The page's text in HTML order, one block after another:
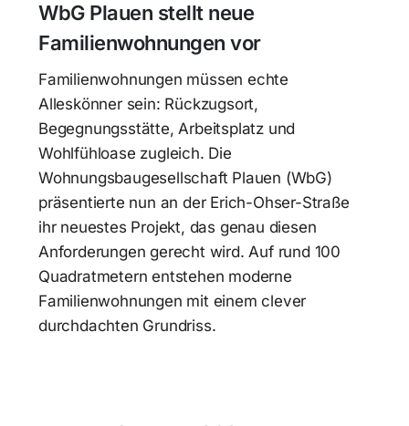
WbG Plauen stellt neue
Familienwohnungen vor
Familienwohnungen müssen echte
Alleskönner sein: Rückzugsort,
Begegnungsstätte, Arbeitsplatz und
Wohlfühloase zugleich. Die
Wohnungsbaugesellschaft Plauen (WbG)
präsentierte nun an der Erich-Ohser-Straße
ihr neuestes Projekt, das genau diesen
Anforderungen gerecht wird. Auf rund 100
Quadratmetern entstehen moderne
Familienwohnungen mit einem clever
durchdachten Grundriss.